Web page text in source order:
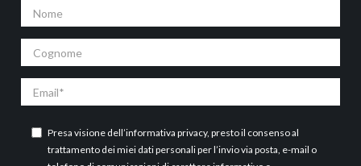
Presa visione dell’informativa privacy, presto il consenso al
trattamento dei miei dati personali per l’invio via posta, e-mail o